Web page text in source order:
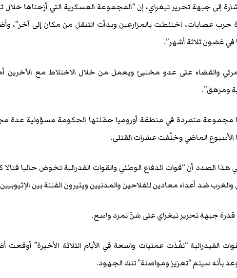
إلى جبهة تحرير تيغراي، إن “المجموعة العسكرية التي أزحناها خلال
عصابات، اختلطت بالمزارعين وبدأت التنقل من مكان إلى آخر”،
في غضون ثلاثة أشهر”.
والقضاء على عدو مختبئ ويعمل من خلال الاختلاط مع الآخرين
ومرهق”.
مجموعة متمردة في منطقة أوروميا حمّلتها الحكومة مسؤولية عدة
الماضي وخلّفت عشرات القتلى.
هذا الصدد أن “قوات الدفاع الوطني والقوات الفدرالية تخوض حاليا قتالا
ضد أعداء معادين للفلاحين والمدنيين ويثيرون الفتنة بين
قدرة جبهة تحرير تيغراي على شنّ تمرد واسع.
الفيدرالية “نفّذت عمليات واسعة في الأيام الثلاثة الأخيرة” أوقعت
بأنه سيتم “تعزيز ومواصلة” تلك الجهود.